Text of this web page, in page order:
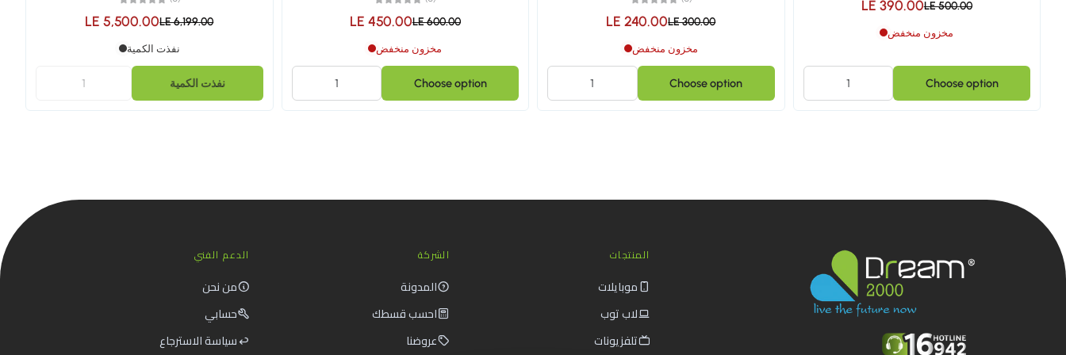
LE 390.00LE 500.00
مخزون منخفض
Choose option
LE 240.00LE 300.00
مخزون منخفض
Choose option
LE 450.00LE 600.00
مخزون منخفض
Choose option
LE 5,500.00LE 6,199.00
نفذت الكمية
نفذت الكمية
المنتجات
موبايلات
لاب توب
تلفزيونات
الشركة
المدونة
احسب قسطك
عروضنا
الدعم الفني
من نحن
حسابي
سياسة الاسترجاع